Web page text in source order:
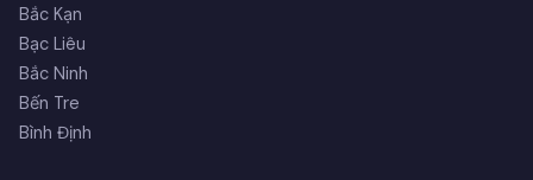
Bắc Kạn
Bạc Liêu
Bắc Ninh
Bến Tre
Bình Định